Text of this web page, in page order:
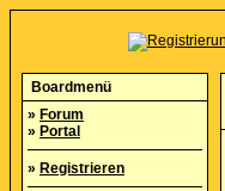
Boardmenü
» Forum
» Portal
» Registrieren